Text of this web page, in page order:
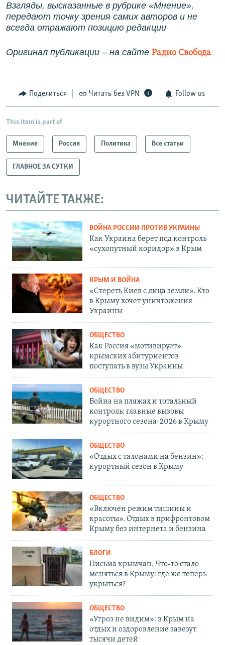
Взгляды, высказанные в рубрике «Мнение»,
передают точку зрения самих авторов и не
всегда отражают позицию редакции
Оригинал публикации – на сайте Радио Свобода
Поделиться Читать без VPN Follow us
This item is part of
Мнение Россия Политика Все статьи
ГЛАВНОЕ ЗА СУТКИ
ЧИТАЙТЕ ТАКЖЕ:
ВОЙНА РОССИИ ПРОТИВ УКРАИНЫ
Как Украина берет под контроль
«сухопутный коридор» в Крым
КРЫМ И ВОЙНА
«Стереть Киев с лица земли». Кто
в Крыму хочет уничтожения
Украины
ОБЩЕСТВО
Как Россия «мотивирует»
крымских абитуриентов
поступать в вузы Украины
ОБЩЕСТВО
Война на пляжах и тотальный
контроль: главные вызовы
курортного сезона-2026 в Крыму
ОБЩЕСТВО
«Отдых с талонами на бензин»:
курортный сезон в Крыму
ОБЩЕСТВО
«Включен режим тишины и
красоты». Отдых в прифронтовом
Крыму без интернета и бензина
БЛОГИ
Письма крымчан. Что-то стало
меняться в Крыму: где же теперь
укрыться?
ОБЩЕСТВО
«Угроз не видим»: в Крым на
отдых и оздоровление завезут
тысячи детей